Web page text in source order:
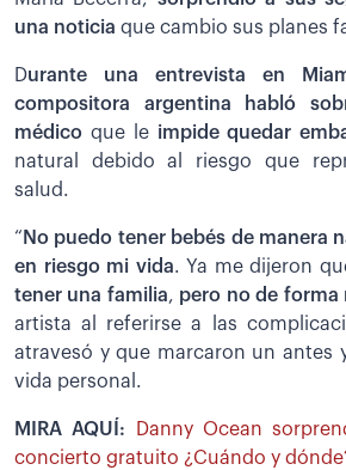
una noticia que cambio sus planes
Durante una entrevista en
compositora argentina habló
médico que le impide quedar
natural debido al riesgo que
salud.
“ No puedo tener bebés de manera
en riesgo mi vida. Ya me dijeron
tener una familia, pero no de forma
artista al referirse a las
atravesó y que marcaron un antes
vida personal.
MIRA AQUÍ: Danny Ocean
concierto gratuito ¿Cuándo y